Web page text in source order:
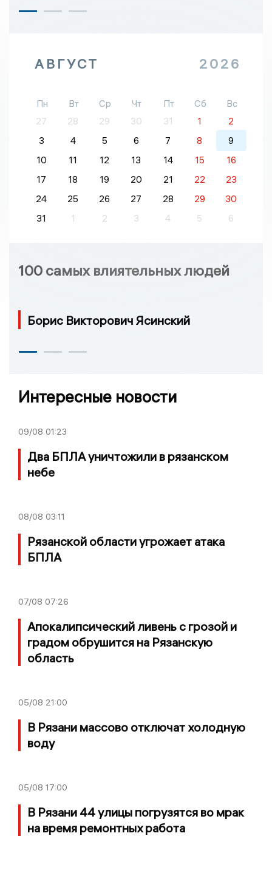
АВГУСТ 2026
Пн Вт Ср Чт Пт Сб
Вс
27
28 29 30 31 1
2
3
4 5 6 7 8
9
10
11 12 13 14 15
16
17
18 19 20 21 22
23
24
25 26 27 28 29
30
31
1 2 3 4 5 6
100 самых влиятельных людей
Борис Викторович Ясинский
Интересные новости
09/08 01:23
Два БПЛА уничтожили в рязанском
небе
08/08 03:11
Рязанской области угрожает атака
БПЛА
07/08 07:26
Апокалипсический ливень с грозой и
градом обрушится на Рязанскую
область
05/08 21:00
В Рязани массово отключат холодную
воду
05/08 17:00
В Рязани 44 улицы погрузятся во мрак
на время ремонтных работа